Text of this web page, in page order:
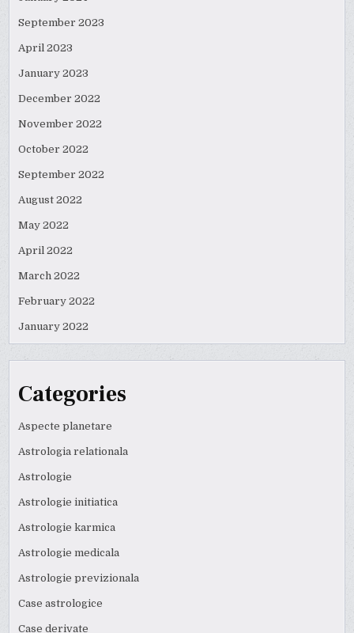
September 2023
April 2023
January 2023
December 2022
November 2022
October 2022
September 2022
August 2022
May 2022
April 2022
March 2022
February 2022
January 2022
Categories
Aspecte planetare
Astrologia relationala
Astrologie
Astrologie initiatica
Astrologie karmica
Astrologie medicala
Astrologie previzionala
Case astrologice
Case derivate